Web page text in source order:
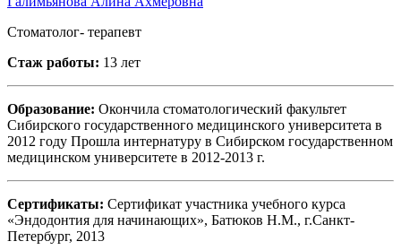
Стоматолог- терапевт
Стаж работы: 13 лет
Образование: Окончила стоматологический факультет
Сибирского государственного медицинского университета в
2012 году Прошла интернатуру в Сибирском государственном
медицинском университете в 2012-2013 г.
Сертификаты: Сертификат участника учебного курса
«Эндодонтия для начинающих», Батюков Н.М., г.Санкт-
Петербург, 2013